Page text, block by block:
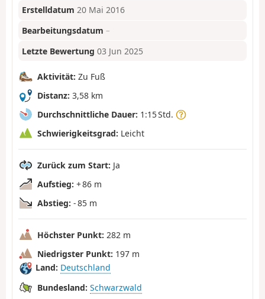
Erstelldatum 20 Mai 2016
Bearbeitungsdatum –
Letzte Bewertung 03 Jun 2025
Aktivität: Zu Fuß
Distanz: 3,58 km
Durchschnittliche Dauer: 1:15 Std.
Schwierigkeitsgrad: Leicht
Zurück zum Start: Ja
Aufstieg: + 86 m
Abstieg: - 85 m
Höchster Punkt: 282 m
Niedrigster Punkt: 197 m
Land: Deutschland
Bundesland: Schwarzwald